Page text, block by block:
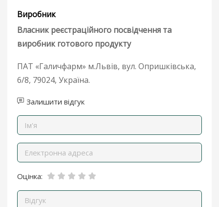
Виробник
Власник реєстраційного посвідчення та
виробник готового продукту
ПАТ «Галичфарм» м.Львів, вул. Опришківська,
6/8, 79024, Україна.
Залишити відгук
Оцінка: